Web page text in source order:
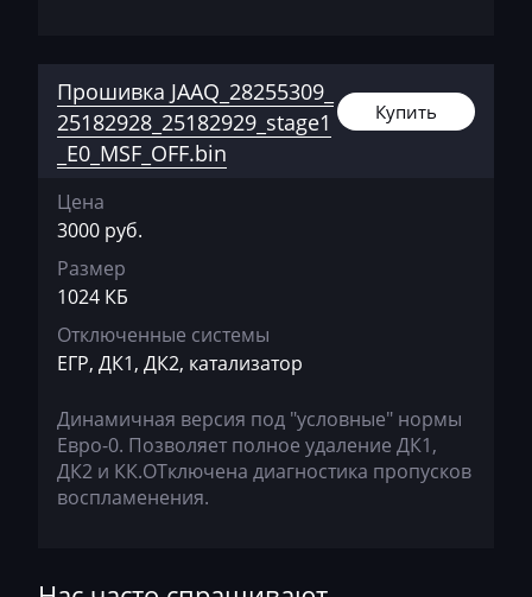
Jetta
JMC
JohnDeere
Kalmar
Kassbohrer
Keestrack
Kenworth
Прошивка JAAQ_28255309_
25182928_25182929_stage1
_E0_MSF_OFF.bin
Купить
Цена
3000 руб.
Размер
1024 КБ
Отключенные системы
ЕГР, ДК1, ДК2, катализатор
Динамичная версия под "условные" нормы
Евро-0. Позволяет полное удаление ДК1,
ДК2 и КК.ОТключена диагностика пропусков
воспламенения.